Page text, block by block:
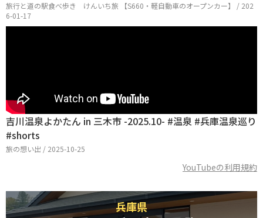
旅行と道の駅食べ歩き けんいち旅 【S660・軽自動車のオープンカー】 / 202
6-01-17
吉川温泉よかたん in 三木市 -2025.10- #温泉 #兵庫温泉巡り
#shorts
旅の想い出 / 2025-10-25
YouTubeの利用規約
兵庫県